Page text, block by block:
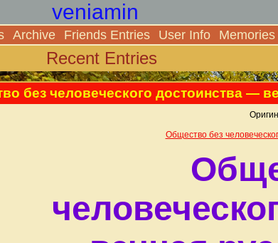
veniamin
Archive Friends Entries User Info Memories
Recent Entries
без человеческого достоинства —
Общество без